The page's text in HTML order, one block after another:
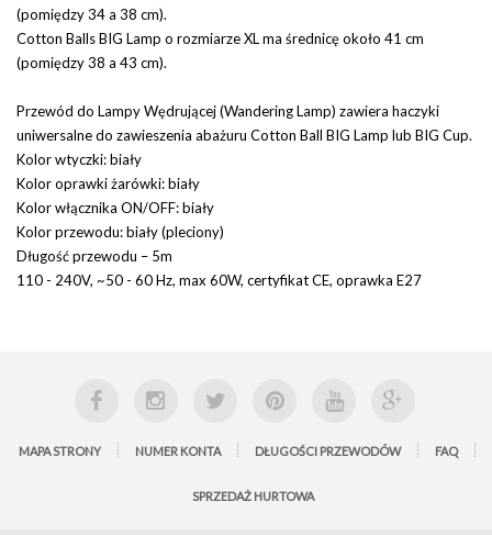
(pomiędzy 34 a 38 cm).
Cotton Balls BIG Lamp o rozmiarze XL ma średnicę około 41 cm
(pomiędzy 38 a 43 cm).
Przewód do Lampy Wędrującej (Wandering Lamp) zawiera haczyki
uniwersalne do zawieszenia abażuru Cotton Ball BIG Lamp lub BIG Cup.
Kolor wtyczki: biały
Kolor oprawki żarówki: biały
Kolor włącznika ON/OFF: biały
Kolor przewodu: biały (pleciony)
Długość przewodu – 5m
110 - 240V, ~50 - 60 Hz, max 60W, certyfikat CE, oprawka E27
MAPA STRONY NUMER KONTA DŁUGOŚCI PRZEWODÓW FAQ
SPRZEDAŻ HURTOWA